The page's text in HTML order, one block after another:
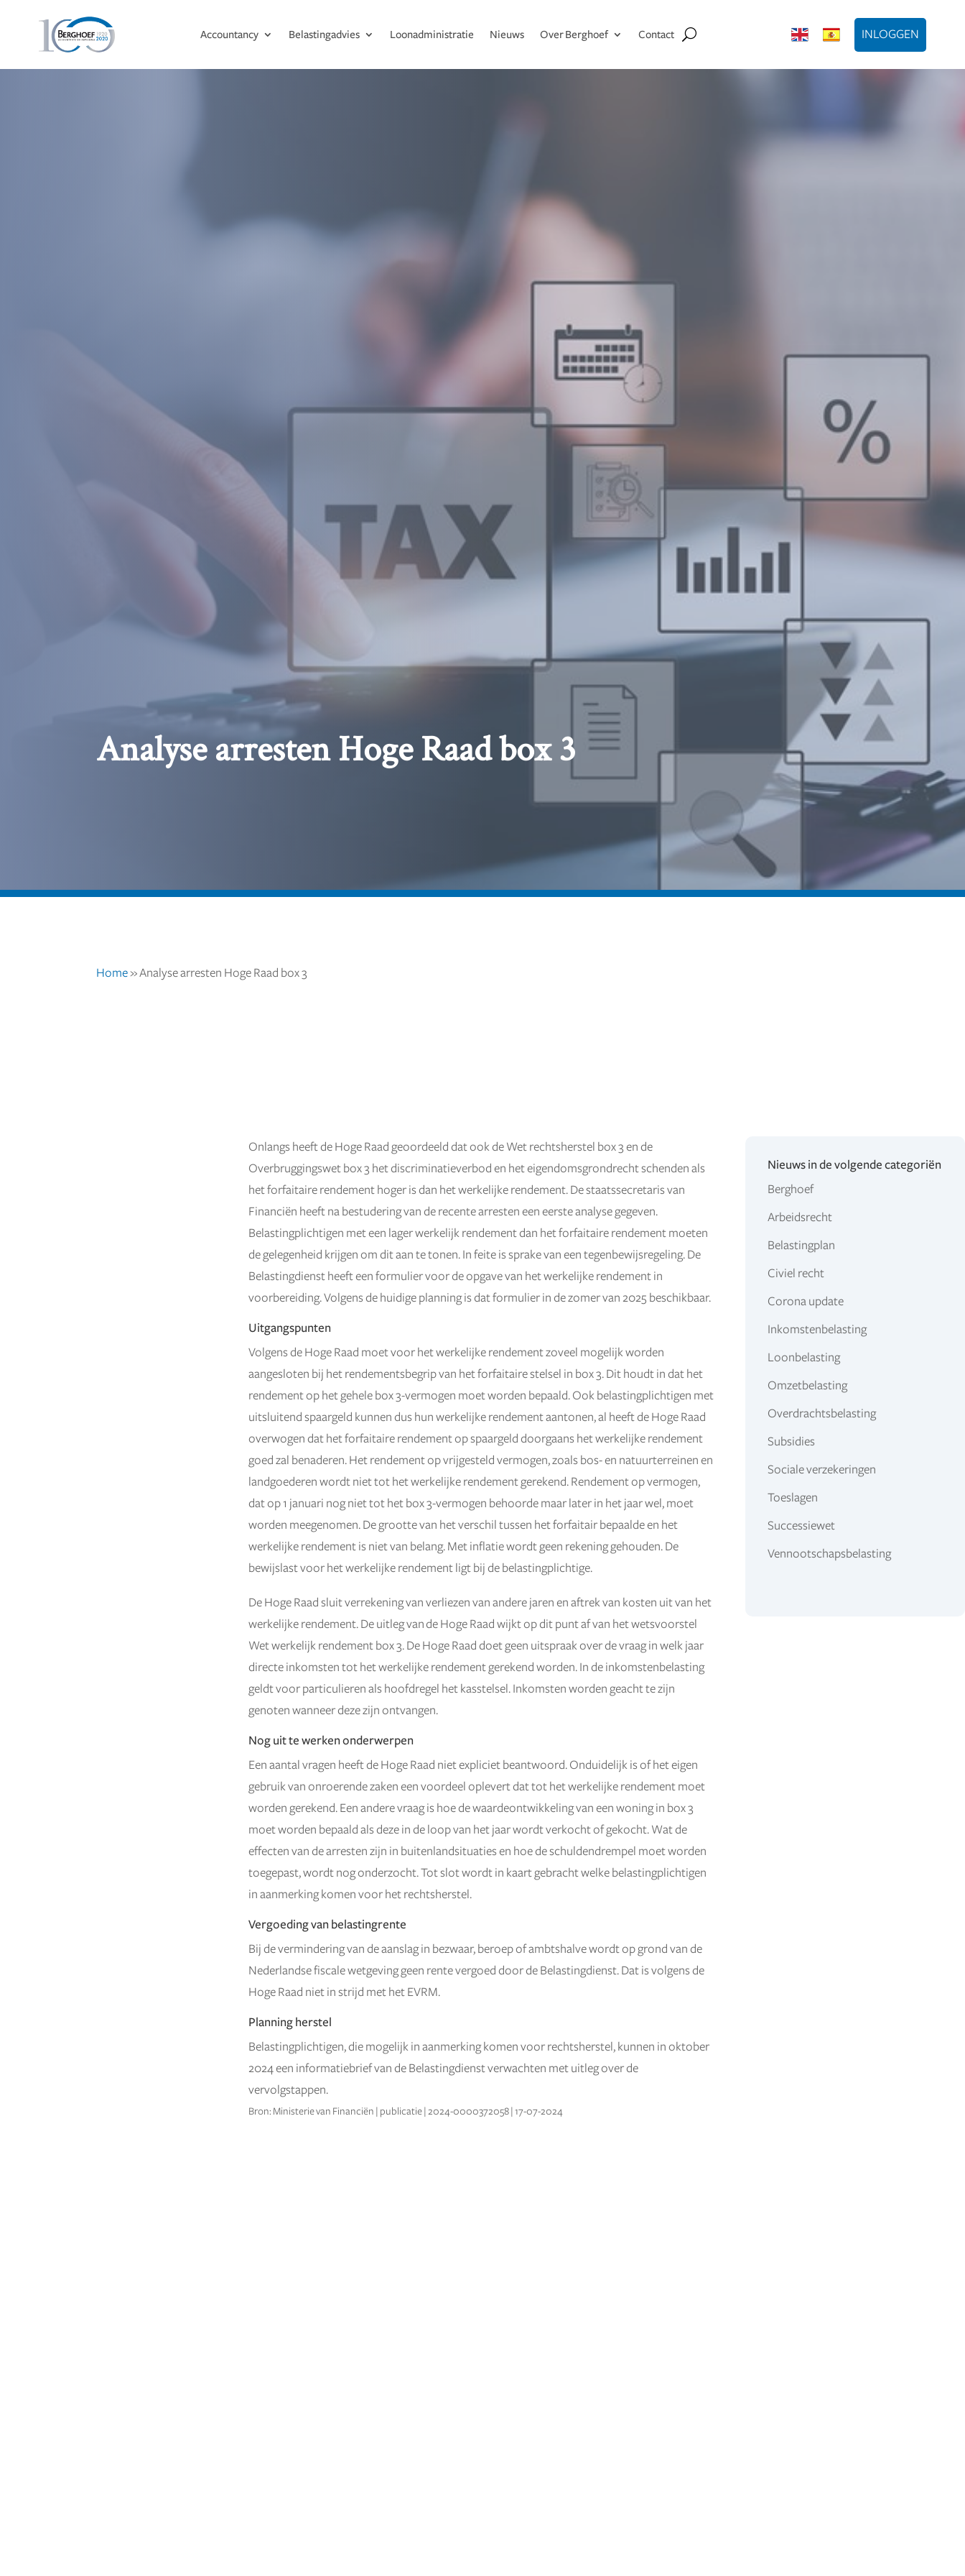
Accountancy Belastingadvies Loonadministratie Nieuws Over Berghoef Contact INLOGGEN
Analyse arresten Hoge Raad box 3
Home»Analyse arresten Hoge Raad box 3
Onlangs heeft de Hoge Raad geoordeeld dat ook de Wet rechtsherstel box 3 en de
Overbruggingswet box 3 het discriminatieverbod en het eigendomsgrondrecht schenden als
het forfaitaire rendement hoger is dan het werkelijke rendement. De staatssecretaris van
Financiën heeft na bestudering van de recente arresten een eerste analyse gegeven.
Belastingplichtigen met een lager werkelijk rendement dan het forfaitaire rendement moeten
de gelegenheid krijgen om dit aan te tonen. In feite is sprake van een tegenbewijsregeling. De
Belastingdienst heeft een formulier voor de opgave van het werkelijke rendement in
voorbereiding. Volgens de huidige planning is dat formulier in de zomer van 2025 beschikbaar.
Uitgangspunten
Volgens de Hoge Raad moet voor het werkelijke rendement zoveel mogelijk worden
aangesloten bij het rendementsbegrip van het forfaitaire stelsel in box 3. Dit houdt in dat het
rendement op het gehele box 3-vermogen moet worden bepaald. Ook belastingplichtigen met
uitsluitend spaargeld kunnen dus hun werkelijke rendement aantonen, al heeft de Hoge Raad
overwogen dat het forfaitaire rendement op spaargeld doorgaans het werkelijke rendement
goed zal benaderen. Het rendement op vrijgesteld vermogen, zoals bos- en natuurterreinen en
landgoederen wordt niet tot het werkelijke rendement gerekend. Rendement op vermogen,
dat op 1 januari nog niet tot het box 3-vermogen behoorde maar later in het jaar wel, moet
worden meegenomen. De grootte van het verschil tussen het forfaitair bepaalde en het
werkelijke rendement is niet van belang. Met inflatie wordt geen rekening gehouden. De
bewijslast voor het werkelijke rendement ligt bij de belastingplichtige.
De Hoge Raad sluit verrekening van verliezen van andere jaren en aftrek van kosten uit van het
werkelijke rendement. De uitleg van de Hoge Raad wijkt op dit punt af van het wetsvoorstel
Wet werkelijk rendement box 3. De Hoge Raad doet geen uitspraak over de vraag in welk jaar
directe inkomsten tot het werkelijke rendement gerekend worden. In de inkomstenbelasting
geldt voor particulieren als hoofdregel het kasstelsel. Inkomsten worden geacht te zijn
genoten wanneer deze zijn ontvangen.
Nog uit te werken onderwerpen
Een aantal vragen heeft de Hoge Raad niet expliciet beantwoord. Onduidelijk is of het eigen
gebruik van onroerende zaken een voordeel oplevert dat tot het werkelijke rendement moet
worden gerekend. Een andere vraag is hoe de waardeontwikkeling van een woning in box 3
moet worden bepaald als deze in de loop van het jaar wordt verkocht of gekocht. Wat de
effecten van de arresten zijn in buitenlandsituaties en hoe de schuldendrempel moet worden
toegepast, wordt nog onderzocht. Tot slot wordt in kaart gebracht welke belastingplichtigen
in aanmerking komen voor het rechtsherstel.
Vergoeding van belastingrente
Bij de vermindering van de aanslag in bezwaar, beroep of ambtshalve wordt op grond van de
Nederlandse fiscale wetgeving geen rente vergoed door de Belastingdienst. Dat is volgens de
Hoge Raad niet in strijd met het EVRM.
Planning herstel
Belastingplichtigen, die mogelijk in aanmerking komen voor rechtsherstel, kunnen in oktober
2024 een informatiebrief van de Belastingdienst verwachten met uitleg over de
vervolgstappen.
Bron: Ministerie van Financiën | publicatie | 2024-0000372058 | 17-07-2024
Nieuws in de volgende categoriën
Berghoef
Arbeidsrecht
Belastingplan
Civiel recht
Corona update
Inkomstenbelasting
Loonbelasting
Omzetbelasting
Overdrachtsbelasting
Subsidies
Sociale verzekeringen
Toeslagen
Successiewet
Vennootschapsbelasting